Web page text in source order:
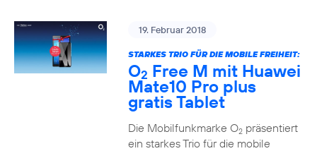
19. Februar 2018
STARKES TRIO FÜR DIE MOBILE FREIHEIT:
O2 Free M mit Huawei
Mate10 Pro plus
gratis Tablet
Die Mobilfunkmarke O2präsentiert
ein starkes Trio für die mobile